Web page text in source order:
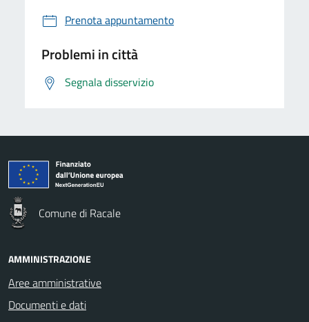
Prenota appuntamento
Problemi in città
Segnala disservizio
Comune di Racale
AMMINISTRAZIONE
Aree amministrative
Documenti e dati